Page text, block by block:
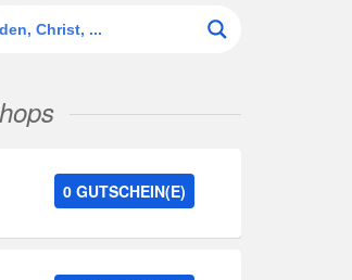
0 GUTSCHEIN(E)